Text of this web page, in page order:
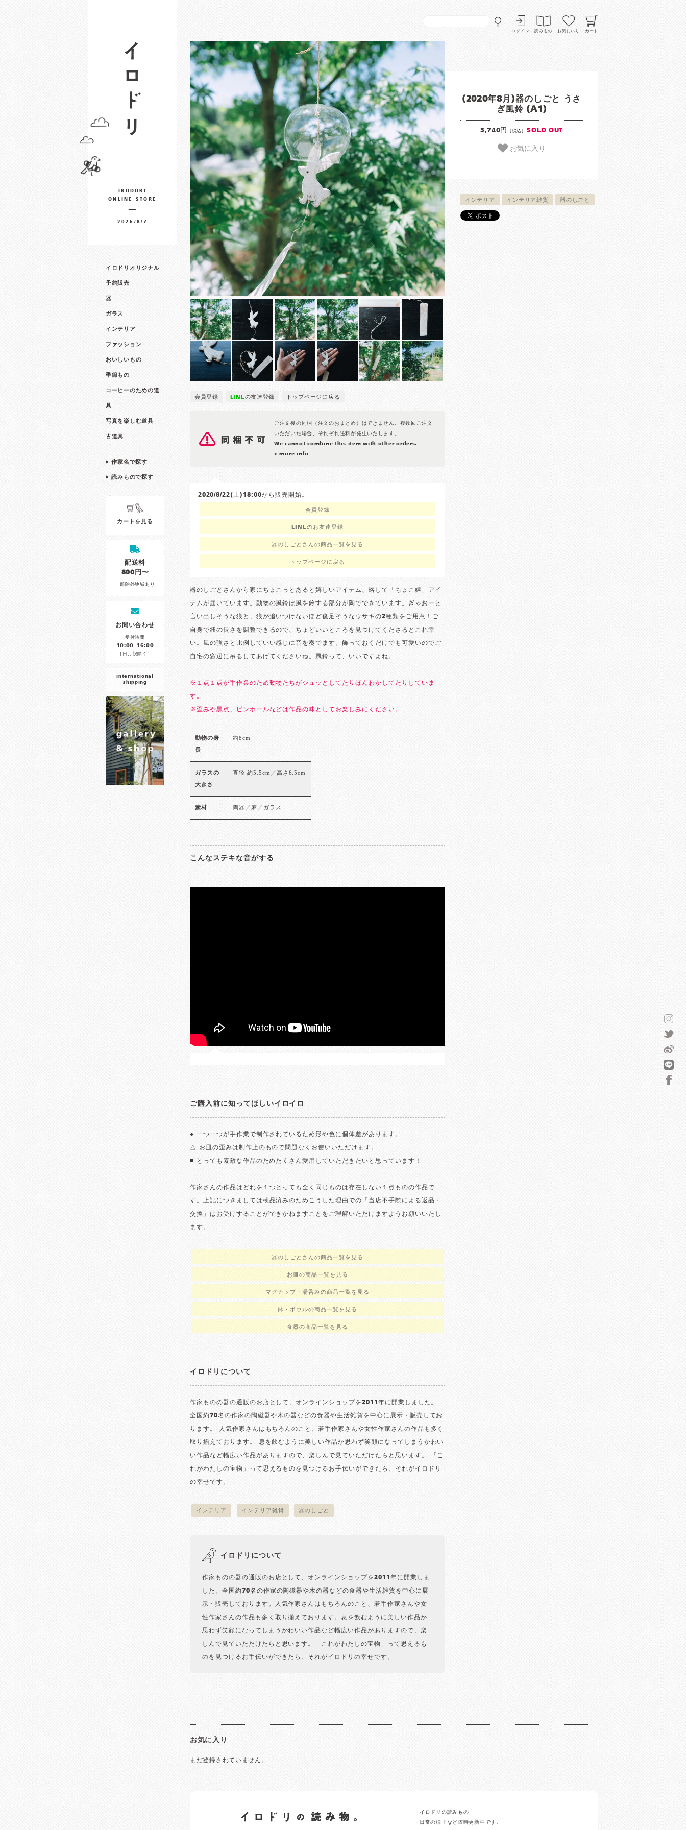
ログイン 読みもの お気にいり カート
IRODORI
ONLINE STORE
2026/8/7
イロドリオリジナル
予約販売
器
ガラス
インテリア
ファッション
おいしいもの
季節もの
コーヒーのための道
具
写真を楽しむ道具
古道具
作家名で探す
読みもので探す
カートを見る
配送料
800円〜
一部除外地域あり
お問い合わせ
受付時間
10:00-16:00
［日月祝除く］
international
shipping
会員登録 LINEの友達登録 トップページに戻る
ご注文後の同梱（注文のおまとめ）はできません。複数回ご注文
いただいた場合、それぞれ送料が発生いたします。
We cannot combine this item with other orders.
> more info
(2020年8月)器のしごと うさ
ぎ風鈴 (A1)
3,740円 [税込] SOLD OUT
お気に入り
インテリア インテリア雑貨 器のしごと
2020/8/22(土)18:00から販売開始。
会員登録
LINEのお友達登録
器のしごとさんの商品一覧を見る
トップページに戻る
器のしごとさんから家にちょこっとあると嬉しいアイテム、略して「ちょこ嬉」アイ
テムが届いています。動物の風鈴は風を鈴する部分が陶でできています。ぎゃおーと
言い出しそうな狼と、狼が追いつけないほど俊足そうなウサギの2種類をご用意！ご
自身で紐の長さを調整できるので、ちょどいいところを見つけてくださるとこれ幸
い。風の強さと比例していい感じに音を奏でます。飾っておくだけでも可愛いのでご
自宅の窓辺に吊るしてあげてくださいね。風鈴って、いいですよね。
※１点１点が手作業のため動物たちがシュッとしてたりほんわかしてたりしていま
す。
※歪みや黒点、ピンホールなどは作品の味としてお楽しみにください。
動物の身
長
約8cm
ガラスの
大きさ
直径 約5.5cm／高さ6.5cm
素材 陶器／麻／ガラス
こんなステキな音がする
ご購入前に知ってほしいイロイロ
● 一つ一つが手作業で制作されているため形や色に個体差があります。
△ お皿の歪みは制作上のもので問題なくお使いいただけます。
■ とっても素敵な作品のためたくさん愛用していただきたいと思っています！
作家さんの作品はどれを１つとっても全く同じものは存在しない１点ものの作品で
す。上記につきましては検品済みのためこうした理由での「当店不手際による返品・
交換」はお受けすることができかねますことをご理解いただけますようお願いいたし
ます。
器のしごとさんの商品一覧を見る
お皿の商品一覧を見る
マグカップ・湯呑みの商品一覧を見る
鉢・ボウルの商品一覧を見る
食器の商品一覧を見る
イロドリについて
作家ものの器の通販のお店として、オンラインショップを2011年に開業しました。
全国約70名の作家の陶磁器や木の器などの食器や生活雑貨を中心に展示・販売してお
ります。 人気作家さんはもちろんのこと、若手作家さんや女性作家さんの作品も多く
取り揃えております。 息を飲むように美しい作品か思わず笑顔になってしまうかわい
い作品など幅広い作品がありますので、楽しんで見ていただけたらと思います。 「こ
れがわたしの宝物」って思えるものを見つけるお手伝いができたら、それがイロドリ
の幸せです。
インテリア インテリア雑貨 器のしごと
イロドリについて
作家ものの器の通販のお店として、オンラインショップを2011年に開業しま
した。全国約70名の作家の陶磁器や木の器などの食器や生活雑貨を中心に展
示・販売しております。人気作家さんはもちろんのこと、若手作家さんや女
性作家さんの作品も多く取り揃えております。息を飲むように美しい作品か
思わず笑顔になってしまうかわいい作品など幅広い作品がありますので、楽
しんで見ていただけたらと思います。「これがわたしの宝物」って思えるも
のを見つけるお手伝いができたら、それがイロドリの幸せです。
お気に入り
まだ登録されていません。
イロドリの読みもの
日常の様子など随時更新中です。